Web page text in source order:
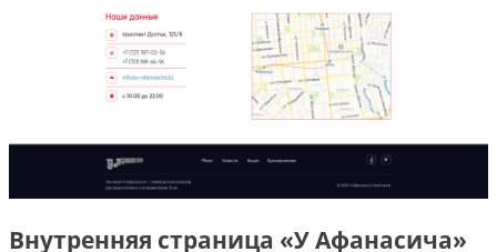
Внутренняя страница «У Афанасича»